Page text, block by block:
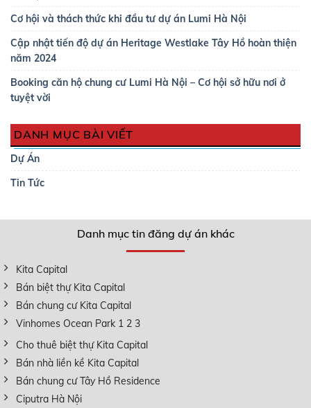
Cơ hội và thách thức khi đầu tư dự án Lumi Hà Nội
Cập nhật tiến độ dự án Heritage Westlake Tây Hồ hoàn thiện
năm 2024
Booking căn hộ chung cư Lumi Hà Nội – Cơ hội sở hữu nơi ở
tuyệt vời
DANH MỤC BÀI VIẾT
Dự Án
Tin Tức
Danh mục tin đăng dự án khác
Kita Capital
Bán biệt thự Kita Capital
Bán chung cư Kita Capital
Vinhomes Ocean Park 1 2 3
Cho thuê biệt thự Kita Capital
Bán nhà liền kề Kita Capital
Bán chung cư Tây Hồ Residence
Ciputra Hà Nội